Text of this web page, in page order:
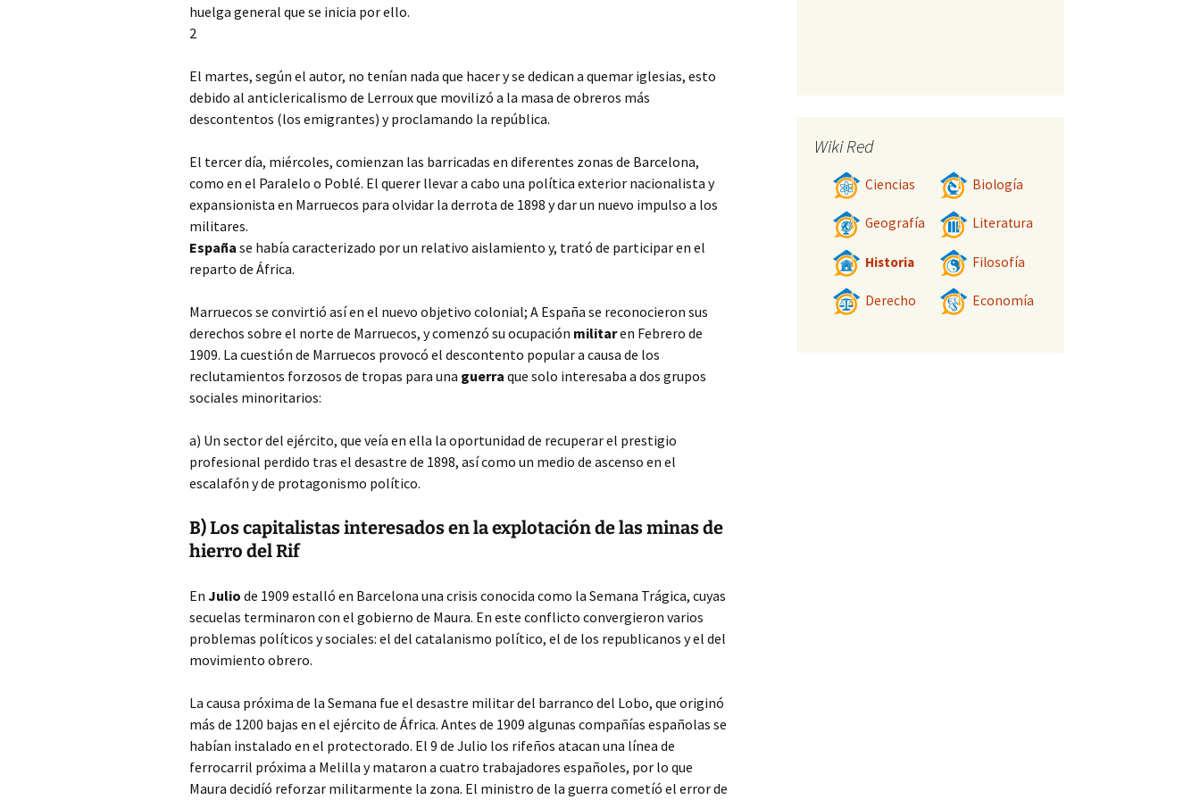
huelga general que se inicia por ello.
2
El martes, según el autor, no tenían nada que hacer y se dedican a quemar iglesias, esto
debido al anticlericalismo de Lerroux que movilizó a la masa de obreros más
descontentos (los emigrantes) y proclamando la república.
El tercer día, miércoles, comienzan las barricadas en diferentes zonas de Barcelona,
como en el Paralelo o Poblé. El querer llevar a cabo una política exterior nacionalista y
expansionista en Marruecos para olvidar la derrota de 1898 y dar un nuevo impulso a los
militares.
España se había caracterizado por un relativo aislamiento y, trató de participar en el
reparto de África.
Marruecos se convirtió así en el nuevo objetivo colonial; A España se reconocieron sus
derechos sobre el norte de Marruecos, y comenzó su ocupación militaren Febrero de
1909. La cuestión de Marruecos provocó el descontento popular a causa de los
reclutamientos forzosos de tropas para una guerra que solo interesaba a dos grupos
sociales minoritarios:
a) Un sector del ejército, que veía en ella la oportunidad de recuperar el prestigio
profesional perdido tras el desastre de 1898, así como un medio de ascenso en el
escalafón y de protagonismo político.
B) Los capitalistas interesados en la explotación de las minas de
hierro del Rif
En Julio de 1909 estalló en Barcelona una crisis conocida como la Semana Trágica, cuyas
secuelas terminaron con el gobierno de Maura. En este conflicto convergieron varios
problemas políticos y sociales: el del catalanismo político, el de los republicanos y el del
movimiento obrero.
La causa próxima de la Semana fue el desastre militar del barranco del Lobo, que originó
más de 1200 bajas en el ejército de África. Antes de 1909 algunas compañías españolas se
habían instalado en el protectorado. El 9 de Julio los rifeños atacan una línea de
ferrocarril próxima a Melilla y mataron a cuatro trabajadores españoles, por lo que
Maura decidíó reforzar militarmente la zona. El ministro de la guerra cometíó el error de
Wiki Red
Ciencias Biología
Geografía Literatura
Historia Filosofía
Derecho Economía